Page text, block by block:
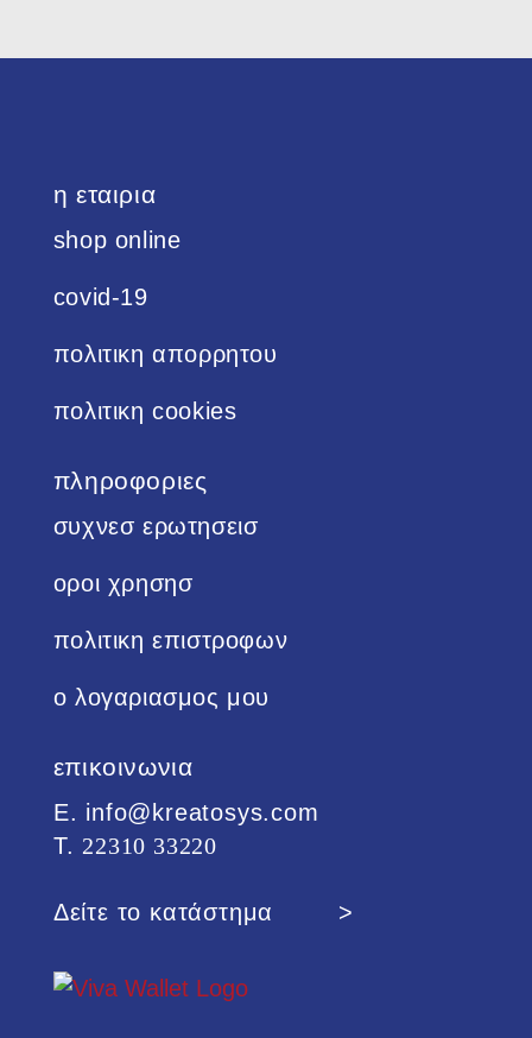
η εταιρια
shop online
covid-19
πολιτικη απορρητου
πολιτικη cookies
πληροφοριες
συχνεσ ερωτησεισ
οροι χρησησ
πολιτικη επιστροφων
ο λογαριασμος μου
επικοινωνια
Ε. info@kreatosys.com
Τ. 22310 33220
Δείτε το κατάστημα >